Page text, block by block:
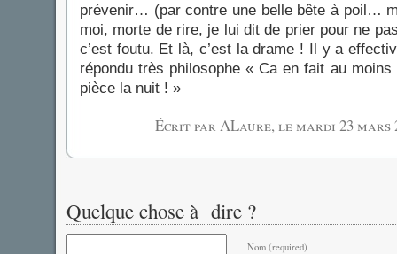
prévenir… (par contre une belle bête à poil…
moi, morte de rire, je lui dit de prier pour ne
c’est foutu. Et là, c’est la drame ! Il y a
répondu très philosophe « Ca en fait au
pièce la nuit ! »
Écrit par ALaure, lemardi 23 mars
Quelque chose à dire ?
Nom (required)